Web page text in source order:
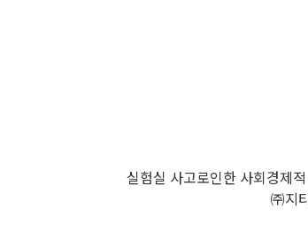
실험실 사고로인한 사회경제
㈜지